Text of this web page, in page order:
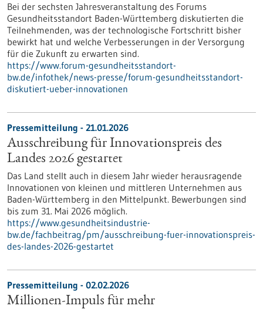
Bei der sechsten Jahresveranstaltung des Forums
Gesundheitsstandort Baden-Württemberg diskutierten die
Teilnehmenden, was der technologische Fortschritt bisher
bewirkt hat und welche Verbesserungen in der Versorgung
für die Zukunft zu erwarten sind.
https://www.forum-gesundheitsstandort-
bw.de/infothek/news-presse/forum-gesundheitsstandort-
diskutiert-ueber-innovationen
Pressemitteilung - 21.01.2026
Ausschreibung für Innovationspreis des
Landes 2026 gestartet
Das Land stellt auch in diesem Jahr wieder herausragende
Innovationen von kleinen und mittleren Unternehmen aus
Baden-Württemberg in den Mittelpunkt. Bewerbungen sind
bis zum 31. Mai 2026 möglich.
https://www.gesundheitsindustrie-
bw.de/fachbeitrag/pm/ausschreibung-fuer-innovationspreis-
des-landes-2026-gestartet
Pressemitteilung - 02.02.2026
Millionen-Impuls für mehr